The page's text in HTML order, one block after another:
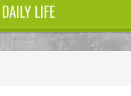
DAILY LIFE